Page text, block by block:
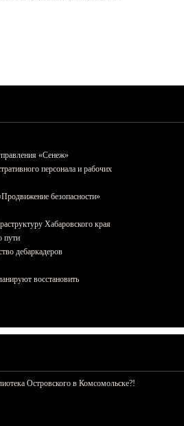
«Сенеж»
персонала и рабочих
безопасности»
Хабаровского края
пути
дебаркадеров
восстановить
Островского в Комсомольске?!